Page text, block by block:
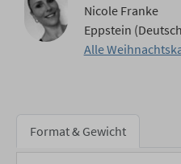
Nicole Franke
Eppstein
Alle
Format & Gewicht